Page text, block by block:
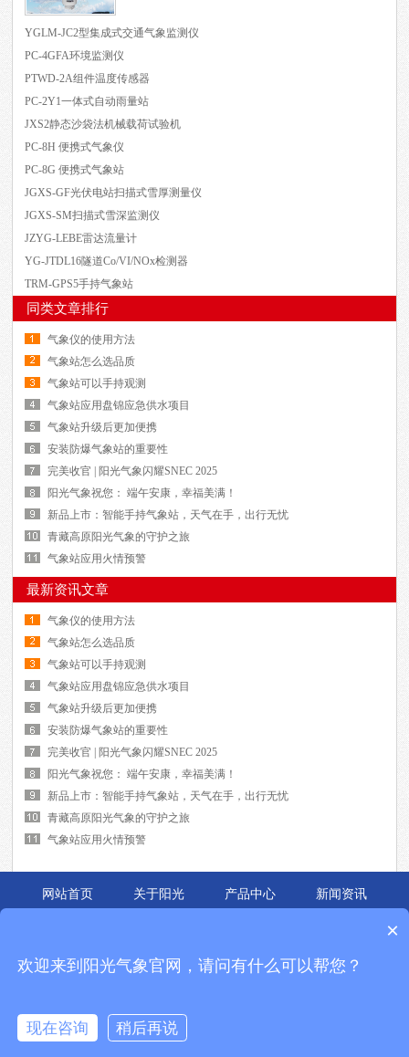
YGLM-JC2型集成式交通气象监测仪
PC-4GFA环境监测仪
PTWD-2A组件温度传感器
PC-2Y1一体式自动雨量站
JXS2静态沙袋法机械载荷试验机
PC-8H 便携式气象仪
PC-8G 便携式气象站
JGXS-GF光伏电站扫描式雪厚测量仪
JGXS-SM扫描式雪深监测仪
JZYG-LEBE雷达流量计
YG-JTDL16隧道Co/VI/NOx检测器
TRM-GPS5手持气象站
同类文章排行
气象仪的使用方法
气象站怎么选品质
气象站可以手持观测
气象站应用盘锦应急供水项目
气象站升级后更加便携
安装防爆气象站的重要性
完美收官 | 阳光气象闪耀SNEC 2025
阳光气象祝您： 端午安康，幸福美满！
新品上市：智能手持气象站，天气在手，出行无忧
青藏高原阳光气象的守护之旅
气象站应用火情预警
最新资讯文章
气象仪的使用方法
气象站怎么选品质
气象站可以手持观测
气象站应用盘锦应急供水项目
气象站升级后更加便携
安装防爆气象站的重要性
完美收官 | 阳光气象闪耀SNEC 2025
阳光气象祝您： 端午安康，幸福美满！
新品上市：智能手持气象站，天气在手，出行无忧
青藏高原阳光气象的守护之旅
气象站应用火情预警
网站首页 关于阳光 产品中心
新闻资讯
环境仪器与新能源检测设备解决方案提供商.成立十余年,始终致力于校园气象站
地址：辽宁省锦州市松山新区东海大街15号 备案号：
×
欢迎来到阳光气象官网，请问有什么可以帮您？
现在咨询 稍后再说